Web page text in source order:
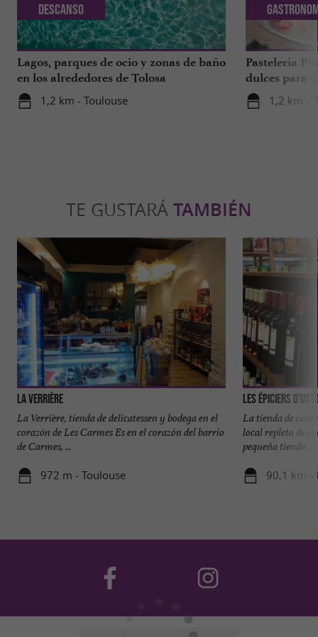
Lagos, parques de ocio y zonas de baño
en los alrededores de Tolosa
1,2 km - Toulouse
Descanso
Pastelería
dulces para
a 1 hora de
1,2 km -
TE GUSTARÁ TAMBIÉN
La Verrière
La Verrière, tienda de delicatessen y bodega en el
corazón de Les Carmes Es en el corazón del barrio
de Carmes, ...
972 m - Toulouse
Les Épiciers
La tienda de
local repleto de
pequeña tienda ...
90,1 km -